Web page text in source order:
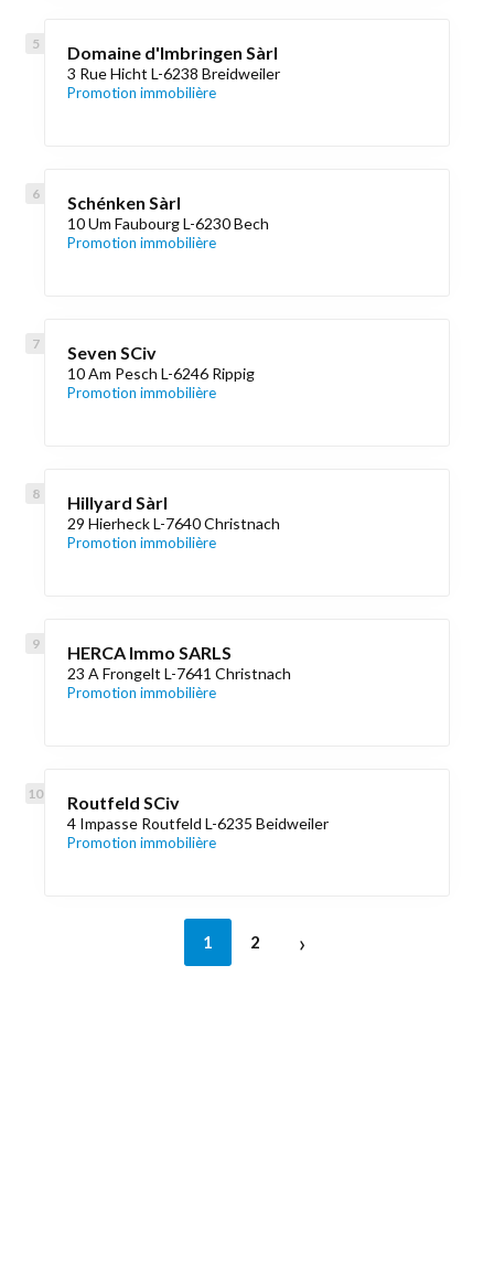
Domaine d'Imbringen Sàrl
3 Rue Hicht L-6238 Breidweiler
Promotion immobilière
Schénken Sàrl
10 Um Faubourg L-6230 Bech
Promotion immobilière
Seven SCiv
10 Am Pesch L-6246 Rippig
Promotion immobilière
Hillyard Sàrl
29 Hierheck L-7640 Christnach
Promotion immobilière
HERCA Immo SARLS
23 A Frongelt L-7641 Christnach
Promotion immobilière
Routfeld SCiv
4 Impasse Routfeld L-6235 Beidweiler
Promotion immobilière
1 2 ›